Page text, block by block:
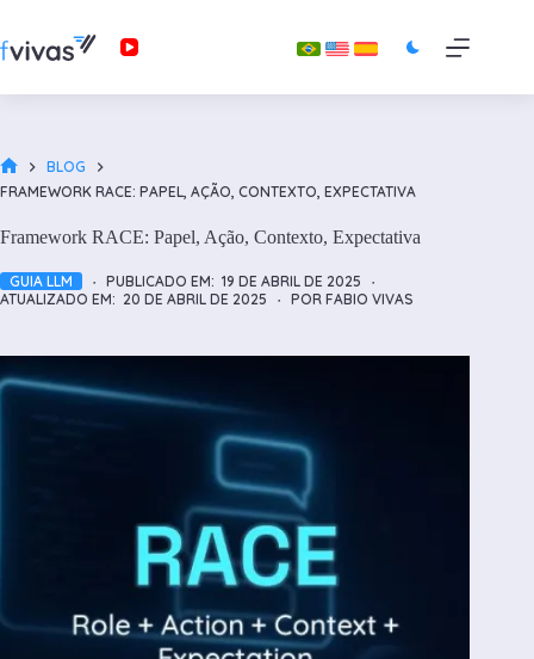
o
HOME
BLOG
FRAMEWORK RACE: PAPEL, AÇÃO, CONTEXTO, EXPECTATIVA
Framework RACE: Papel, Ação, Contexto, Expectativa
GUIA LLM PUBLICADO EM: 19 DE ABRIL DE 2025
ATUALIZADO EM: 20 DE ABRIL DE 2025 POR FABIO VIVAS